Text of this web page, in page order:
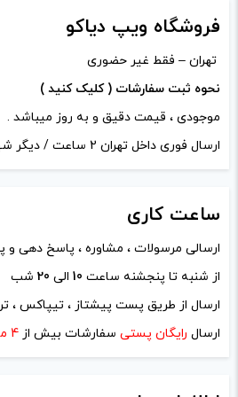
وات: 5-35 وات
وزن: 59 گرم
نام*
ایمیل*
فروشگاه ویپ دیاکو
تهران – فقط غیر حضوری
نحوه ثبت سفارشات ( کلیک کنید )
موجودی ، قیمت دقیق و به روز میباشد .
ارسال فوری داخل تهران 2 ساعت / دیگر شهرها 2 تا 4 روز
ساعت کاری
ارسالی مرسولات ، مشاوره ، پاسخ دهی و
از شنبه تا پنجشنه ساعت 10 الی 20 شب
ارسال از طریق پست پیشتاز ، تیپاکس ،
ارسال رایگان پستی سفارشات بیش از 4 میلیون